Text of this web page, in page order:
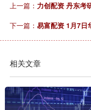
上一篇： 力创配资 丹东考
下一篇： 易富配资 1月7日
相关文章